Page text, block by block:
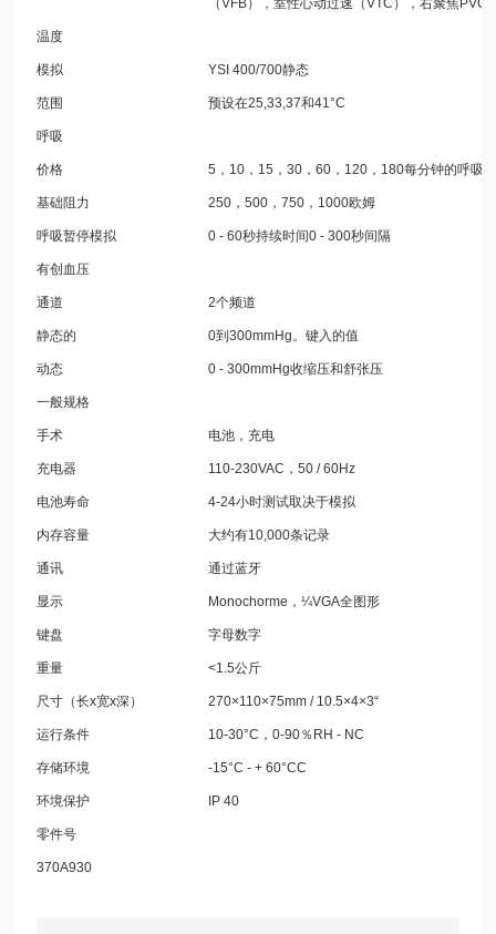
温度
模拟 YSI 400/700静态
范围 预设在25,33,37和41°C
呼吸
价格 5，10，15，30，60，120，180每分钟的呼吸
基础阻力 250，500，750，1000欧姆
呼吸暂停模拟 0 - 60秒持续时间0 - 300秒间隔
有创血压
通道 2个频道
静态的 0到300mmHg。键入的值
动态 0 - 300mmHg收缩压和舒张压
一般规格
手术 电池，充电
充电器 110-230VAC，50 / 60Hz
电池寿命 4-24小时测试取决于模拟
内存容量 大约有10,000条记录
通讯 通过蓝牙
显示 Monochorme，¼VGA全图形
键盘 字母数字
重量 <1.5公斤
尺寸（长x宽x深） 270×110×75mm / 10.5×4×3“
运行条件 10-30°C，0-90％RH - NC
存储环境 -15°C - + 60°CC
环境保护 IP 40
零件号
370A930